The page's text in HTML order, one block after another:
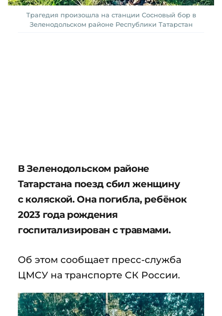
Трагедия произошла на станции Сосновый бор в
Зеленодольском районе Республики Татарстан
В Зеленодольском районе
Татарстана поезд сбил женщину
с коляской. Она погибла, ребёнок
2023 года рождения
госпитализирован с травмами.
Об этом сообщает пресс-служба
ЦМСУ на транспорте СК России.